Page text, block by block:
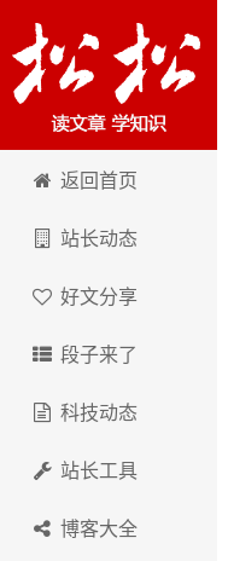
卢松松博客
返回首页
站长动态
好文分享
段子来了
科技动态
站长工具
博客大全